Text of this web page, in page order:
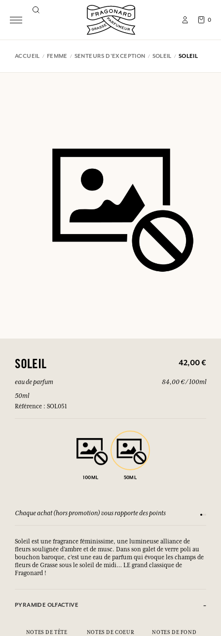
0
ACCUEIL FEMME SENTEURS D'EXCEPTION SOLEIL SOLEIL
SOLEIL 42,00 €
eau de parfum
50ml
Référence : SOL051
84,00 € / 100ml
100ML 50ML
Chaque achat (hors promotion) vous rapporte des points
Soleil est une fragrance féminissime, une lumineuse alliance de
fleurs soulignée d’ambre et de musc. Dans son galet de verre poli au
bouchon baroque, c’est une eau de parfum qui évoque les champs de
fleurs de Grasse sous le soleil de midi… LE grand classique de
Fragonard !
PYRAMIDE OLFACTIVE
NOTES DE TÊTE NOTES DE COEUR NOTES DE FOND